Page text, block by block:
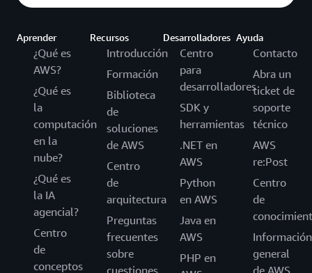
Aprender
¿Qué es
AWS?
¿Qué es
la
computación
en la
nube?
¿Qué es
la IA
agencial?
Centro
de
conceptos
Recursos
Introducción
Formación
Biblioteca
de
soluciones
de AWS
Centro
de
arquitectura
Preguntas
frecuentes
sobre
cuestiones
Desarrolladores
Centro
para
desarrolladores
SDK y
herramientas
.NET en
AWS
Python
en AWS
Java en
AWS
PHP en
Ayuda
Contacto
Abra un
ticket de
soporte
técnico
AWS
re:Post
Centro
de
Información
general
de AWS